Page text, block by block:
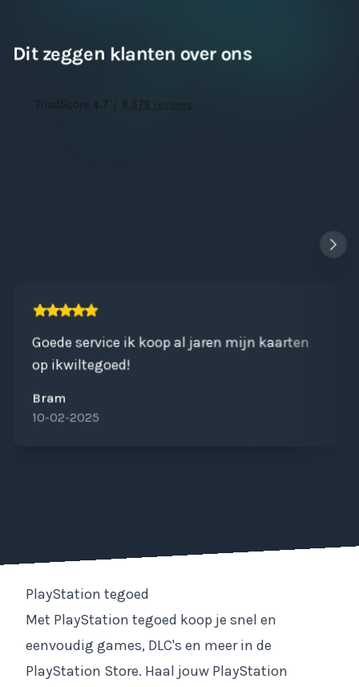
Dit zeggen klanten over ons
Goede service ik koop al jaren mijn kaarten
op ikwiltegoed!
Bram
10-02-2025
PlayStation tegoed
Met PlayStation tegoed koop je snel en
eenvoudig games, DLC's en meer in de
PlayStation Store. Haal jouw PlayStation